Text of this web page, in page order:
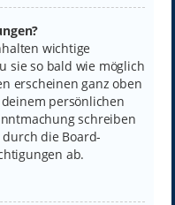
wichtige
sie so bald wie möglich
erscheinen ganz oben
persönlichen
schreiben
die Board-
ab.